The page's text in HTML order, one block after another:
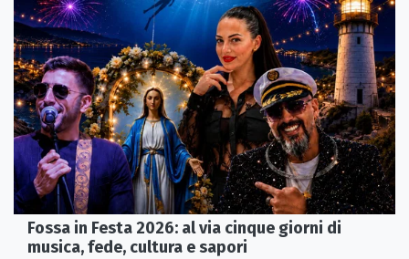
Fossa in Festa 2026: al via cinque giorni di
musica, fede, cultura e sapori